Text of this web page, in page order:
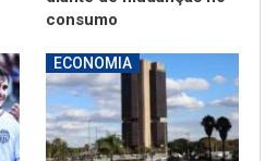
consumo
ECONOMIA